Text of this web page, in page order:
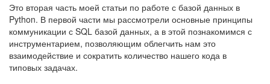
Это вторая часть моей статьи по работе с базой данных в
Python. В первой части мы рассмотрели основные принципы
коммуникации с SQL базой данных, а в этой познакомимся с
инструментарием, позволяющим облегчить нам это
взаимодействие и сократить количество нашего кода в
типовых задачах.